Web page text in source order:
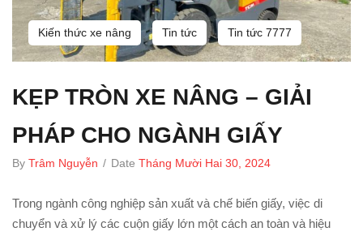
Kiến thức xe nâng Tin tức Tin tức 7777
KẸP TRÒN XE NÂNG – GIẢI
PHÁP CHO NGÀNH GIẤY
By Trâm Nguyễn / Date Tháng Mười Hai 30, 2024
Trong ngành công nghiệp sản xuất và chế biến giấy, việc di
chuyển và xử lý các cuộn giấy lớn một cách an toàn và hiệu